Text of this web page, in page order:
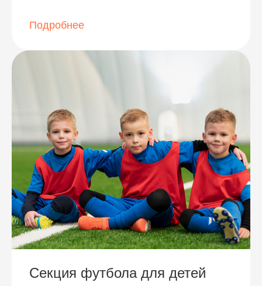
Подробнее
Секция футбола для детей